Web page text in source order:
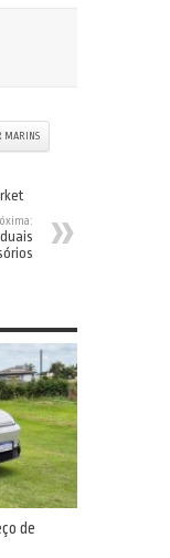
MARINS
de